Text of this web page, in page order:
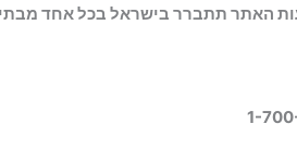
האתר תתברר בישראל בכל אחד
1-